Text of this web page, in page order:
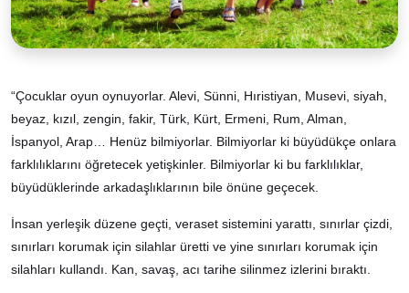
“Çocuklar oyun oynuyorlar. Alevi, Sünni, Hıristiyan, Musevi, siyah,
beyaz, kızıl, zengin, fakir, Türk, Kürt, Ermeni, Rum, Alman,
İspanyol, Arap… Henüz bilmiyorlar. Bilmiyorlar ki büyüdükçe onlara
farklılıklarını öğretecek yetişkinler. Bilmiyorlar ki bu farklılıklar,
büyüdüklerinde arkadaşlıklarının bile önüne geçecek.
İnsan yerleşik düzene geçti, veraset sistemini yarattı, sınırlar çizdi,
sınırları korumak için silahlar üretti ve yine sınırları korumak için
silahları kullandı. Kan, savaş, acı tarihe silinmez izlerini bıraktı.